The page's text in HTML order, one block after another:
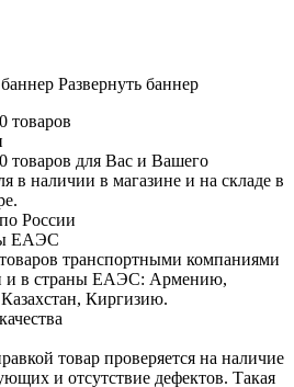
Развернуть баннер
товаров
товаров для Вас и Вашего
в наличии в магазине и на складе в
России
ЕАЭС
транспортными компаниями
и в страны ЕАЭС: Армению,
Киргизию.
товар проверяется на наличие
и отсутствие дефектов. Такая